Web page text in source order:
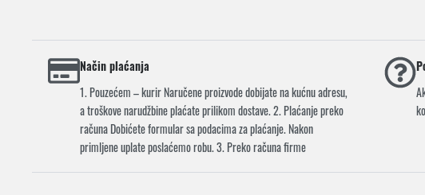
Način plaćanja
1. Pouzećem – kurir Naručene proizvode dobijate na kućnu adresu,
a troškove narudžbine plaćate prilikom dostave. 2. Plaćanje preko
računa Dobićete formular sa podacima za plaćanje. Nakon
primljene uplate poslaćemo robu. 3. Preko računa firme